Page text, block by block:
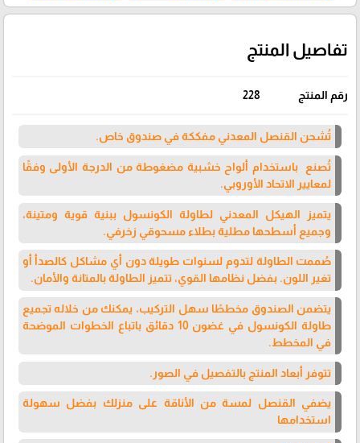
تفاصيل المنتج
رقم المنتج 228
تُشحن القنصل المعدني مفككة في صندوق خاص.
تُصنع باستخدام ألواح خشبية مضغوطة من الدرجة الأولى وفقًا
لمعايير الاتحاد الأوروبي.
يتميز الهيكل المعدني لطاولة الكونسول ببنية قوية ومتينة،
وجميع أسطحها مطلية بطلاء مسحوقي زخرفي.
صُممت الطاولة لتدوم لسنوات طويلة دون أي مشاكل كالصدأ أو
تغير اللون. بفضل نظامها القوي، تتميز الطاولة بالمتانة والأمان.
يتضمن الصندوق مخططًا سهل التركيب، يمكنك من خلاله تجميع
طاولة الكونسول في غضون 10 دقائق باتباع الخطوات الموضحة
في المخطط.
تتوفر أبعاد المنتج بالتفصيل في الصور.
يضفي القنصل لمسة من الأناقة على منزلك بفضل سهولة
استخدامها